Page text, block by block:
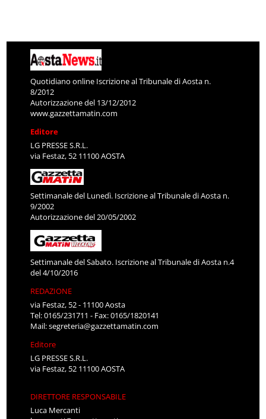
Quotidiano online Iscrizione al Tribunale di Aosta n.
8/2012
Autorizzazione del 13/12/2012
www.gazzettamatin.com
Editore
LG PRESSE S.R.L.
via Festaz, 52 11100 AOSTA
Settimanale del Lunedì. Iscrizione al Tribunale di Aosta n.
9/2002
Autorizzazione del 20/05/2002
Settimanale del Sabato. Iscrizione al Tribunale di Aosta n.4
del 4/10/2016
REDAZIONE
via Festaz, 52 - 11100 Aosta
Tel: 0165/231711 - Fax: 0165/1820141
Mail:segreteria@gazzettamatin.com
Editore
LG PRESSE S.R.L.
via Festaz, 52 11100 AOSTA
DIRETTORE RESPONSABILE
Luca Mercanti